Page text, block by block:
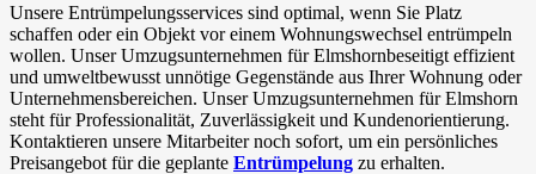
Unsere Entrümpelungsservices sind optimal, wenn Sie Platz
schaffen oder ein Objekt vor einem Wohnungswechsel entrümpeln
wollen. Unser Umzugsunternehmen für Elmshornbeseitigt effizient
und umweltbewusst unnötige Gegenstände aus Ihrer Wohnung oder
Unternehmensbereichen. Unser Umzugsunternehmen für Elmshorn
steht für Professionalität, Zuverlässigkeit und Kundenorientierung.
Kontaktieren unsere Mitarbeiter noch sofort, um ein persönliches
Preisangebot für die geplante Entrümpelung zu erhalten.